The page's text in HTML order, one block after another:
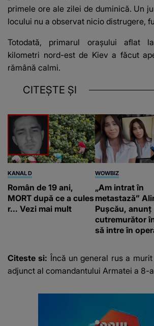
primele ore ale zilei de duminică. Un
locului nu a observat nicio distrugere,
Totodată, primarul oraşului aflat
kilometri nord-est de Kiev a făcut
rămână calmi.
CITEȘTE ȘI
KANAL D
Român de 19 ani,
MORT după ce a cules
r... Vezi mai mult
WOWBIZ
„Am intrat în
metastază”
Pușcău, anunț
cutremurător
să intre în
fanilor
Citeste si: Încă un general rus a
adjunct al comandantului Armatei a 8-